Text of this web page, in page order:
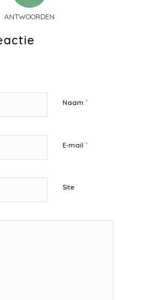
ANTWOORDEN
Naam *
E-mail *
Site